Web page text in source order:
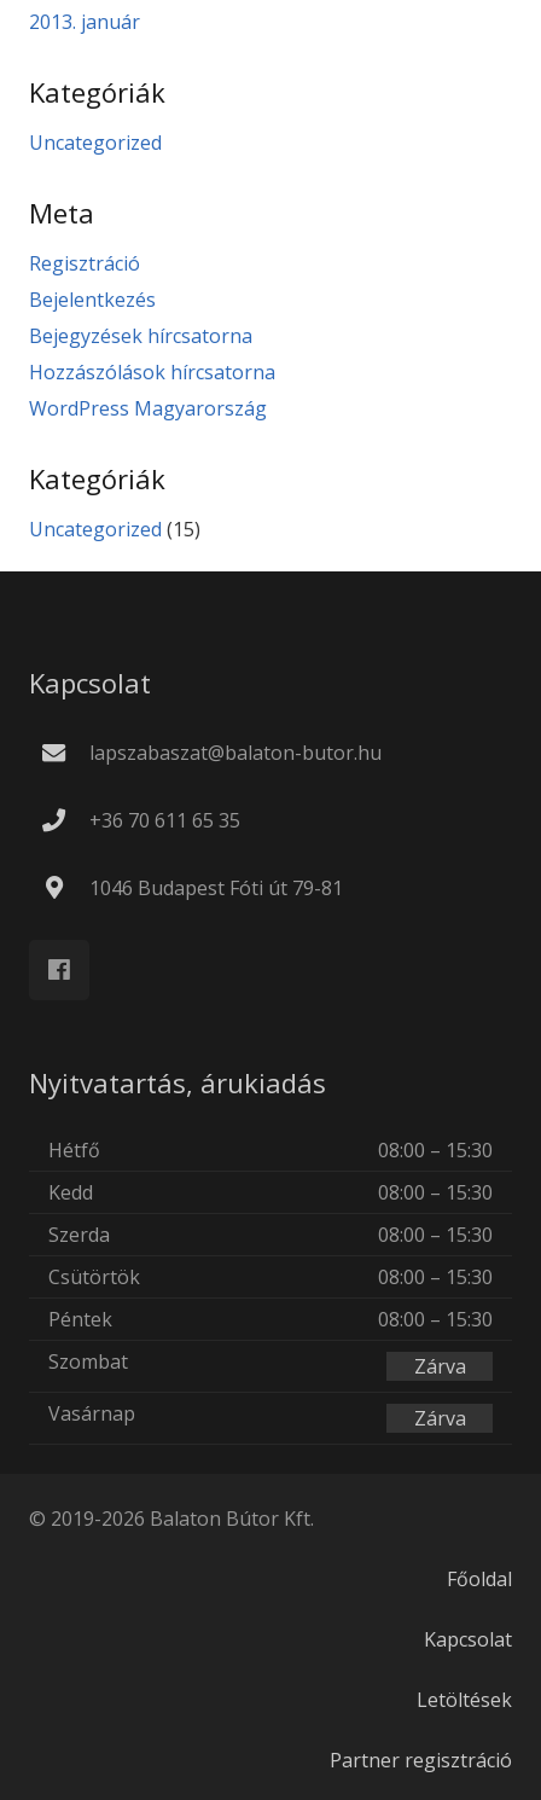
2013. január
Kategóriák
Uncategorized
Meta
Regisztráció
Bejelentkezés
Bejegyzések hírcsatorna
Hozzászólások hírcsatorna
WordPress Magyarország
Kategóriák
Uncategorized (15)
Kapcsolat
lapszabaszat@balaton-butor.hu
+36 70 611 65 35
1046 Budapest Fóti út 79-81
Nyitvatartás, árukiadás
Hétfő
08:00 – 15:30
Kedd
08:00 – 15:30
Szerda
08:00 – 15:30
Csütörtök
08:00 – 15:30
Péntek
08:00 – 15:30
Szombat
Zárva
Vasárnap
Zárva
© 2019-2026 Balaton Bútor Kft.
Főoldal
Kapcsolat
Letöltések
Partner regisztráció